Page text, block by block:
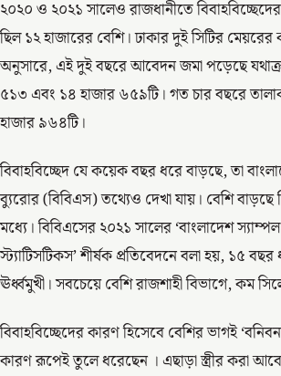
২০২০ ও ২০২১ সালেও রাজধানীতে
ছিল ১২ হাজারের বেশি। ঢাকার দুই সিটির মেয়রের
অনুসারে, এই দুই বছরে আবেদন জমা পড়েছে
৫১৩ এবং ১৪ হাজার ৬৫৯টি। গত চার বছরে
হাজার ৯৬৪টি।
বিবাহবিচ্ছেদ যে কয়েক বছর ধরে বাড়ছে, তা
ব্যুরোর (বিবিএস) তথ্যেও দেখা যায়। বেশি বাড়ছে
মধ্যে। বিবিএসের ২০২১ সালের ‘বাংলাদেশ
স্ট্যাটিসটিকস’ শীর্ষক প্রতিবেদনে বলা হয়, ১৫
ঊর্ধ্বমুখী। সবচেয়ে বেশি রাজশাহী বিভাগে, কম
বিবাহবিচ্ছেদের কারণ হিসেবে বেশির ভাগই
কারণ রূপেই তুলে ধরেছেন । এছাড়া স্ত্রীর করা